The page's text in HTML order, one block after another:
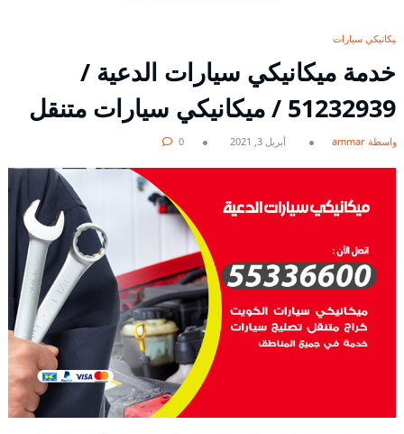
ميكانيكي سيارات
خدمة ميكانيكي سيارات الدعية /
51232939‬ / ميكانيكي سيارات متنقل
بواسطة ammar أبريل 3, 2021 0